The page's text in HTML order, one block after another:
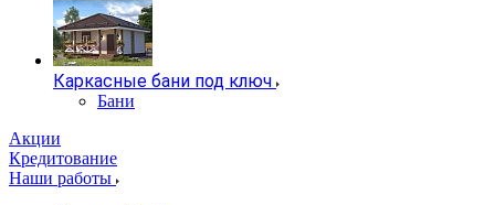
Каркасные бани под ключ
Бани
Акции
Кредитование
Наши работы